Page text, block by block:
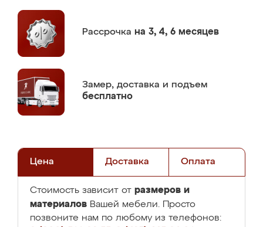
Рассрочка на 3, 4, 6 месяцев
Замер, доставка и подъем
бесплатно
Цена Доставка Оплата
Стоимость зависит от размеров и
материалов Вашей мебели. Просто
позвоните нам по любому из телефонов: